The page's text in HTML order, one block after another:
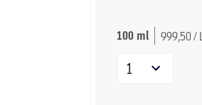
100 ml 999,50 / L
1